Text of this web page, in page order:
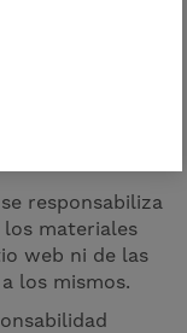
se responsabiliza
los materiales
web ni de las
los mismos.